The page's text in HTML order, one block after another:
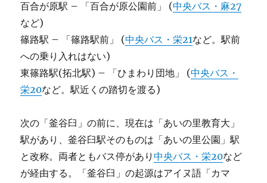
百合が原駅 – 「百合が原公園前」 (中央バス・麻27
など)
篠路駅 – 「篠路駅前」 (中央バス・栄21など。駅前
への乗り入れはない)
東篠路駅(拓北駅) – 「ひまわり団地」 (中央バス・
栄20など。駅近くの踏切を渡る)
次の「釜谷臼」の前に、現在は「あいの里教育大」
駅があり、釜谷臼駅そのものは「あいの里公園」駅
と改称。両者ともバス停があり中央バス・栄20など
が経由する。「釜谷臼」の起源はアイヌ語「カマ